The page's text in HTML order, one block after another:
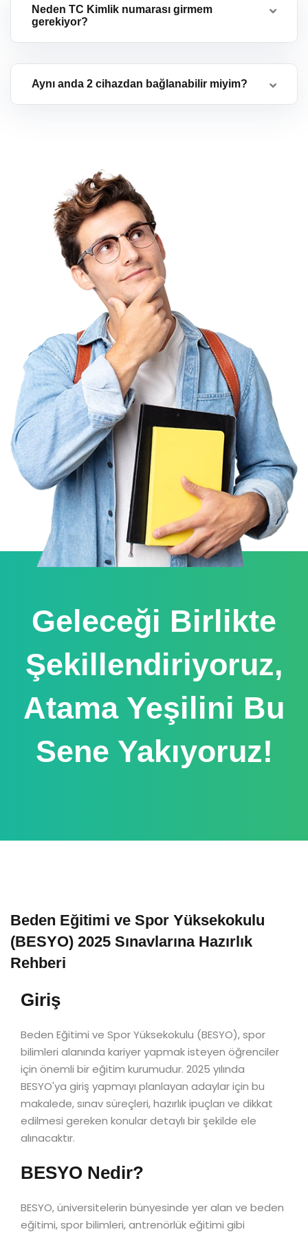
Neden TC Kimlik numarası girmem
gerekiyor?
Aynı anda 2 cihazdan bağlanabilir miyim?
Geleceği Birlikte
Şekillendiriyoruz,
Atama Yeşilini Bu
Sene Yakıyoruz!
Beden Eğitimi ve Spor Yüksekokulu
(BESYO) 2025 Sınavlarına Hazırlık
Rehberi
Giriş
Beden Eğitimi ve Spor Yüksekokulu (BESYO), spor
bilimleri alanında kariyer yapmak isteyen öğrenciler
için önemli bir eğitim kurumudur. 2025 yılında
BESYO'ya giriş yapmayı planlayan adaylar için bu
makalede, sınav süreçleri, hazırlık ipuçları ve dikkat
edilmesi gereken konular detaylı bir şekilde ele
alınacaktır.
BESYO Nedir?
BESYO, üniversitelerin bünyesinde yer alan ve beden
eğitimi, spor bilimleri, antrenörlük eğitimi gibi